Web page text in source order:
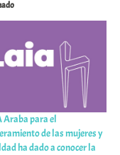
Araba para el
de las mujeres y
ha dado a conocer la